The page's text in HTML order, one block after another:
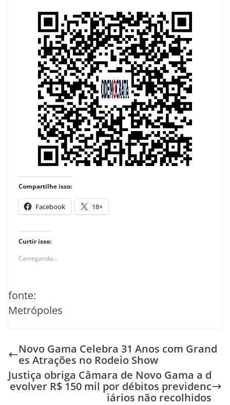
Compartilhe isso:
Facebook 18+
Curtir isso:
Carregando...
fonte:
Metrópoles
Novo Gama Celebra 31 Anos com Grand
es Atrações no Rodeio Show
Justiça obriga Câmara de Novo Gama a d
evolver R$ 150 mil por débitos previdenc
iários não recolhidos